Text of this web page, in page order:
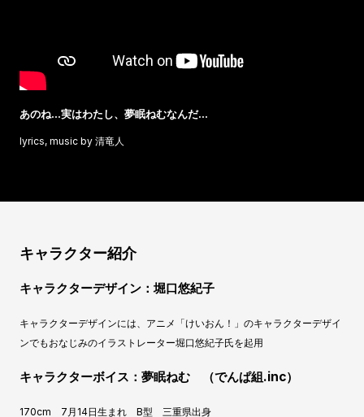
あのね…実はわたし、夢眠ねむなんだ…
lyrics, music by 清竜人
キャラクター紹介
キャラクターデザイン：堀口悠紀子
キャラクターデザインには、アニメ「けいおん！」のキャラクターデザイ
ンでもおなじみのイラストレーター堀口悠紀子氏を起用
キャラクターボイス：夢眠ねむ （でんぱ組.inc）
170cm 7月14日生まれ B型 三重県出身